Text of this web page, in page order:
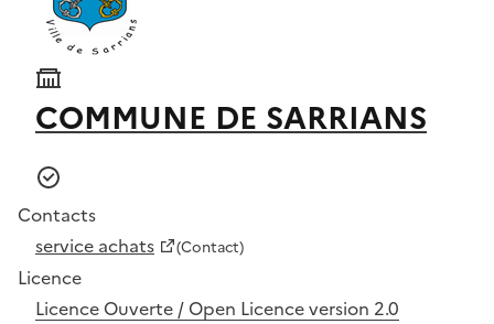
COMMUNE DE SARRIANS
Contacts
service achats
(Contact)
Licence
Licence Ouverte / Open Licence version 2.0